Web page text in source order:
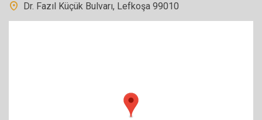
Dr. Fazıl Küçük Bulvarı, Lefkoşa 99010